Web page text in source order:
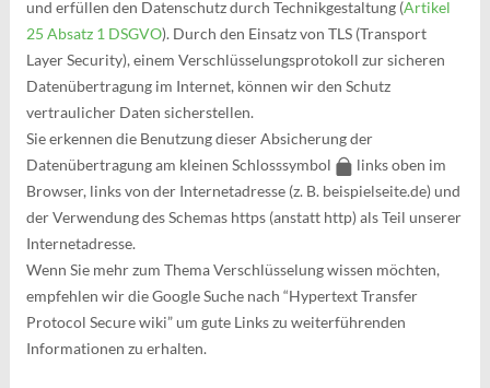
und erfüllen den Datenschutz durch Technikgestaltung (Artikel
25 Absatz 1 DSGVO). Durch den Einsatz von TLS (Transport
Layer Security), einem Verschlüsselungsprotokoll zur sicheren
Datenübertragung im Internet, können wir den Schutz
vertraulicher Daten sicherstellen.
Sie erkennen die Benutzung dieser Absicherung der
Datenübertragung am kleinen Schlosssymbol
links oben im
Browser, links von der Internetadresse (z. B. beispielseite.de) und
der Verwendung des Schemas https (anstatt http) als Teil unserer
Internetadresse.
Wenn Sie mehr zum Thema Verschlüsselung wissen möchten,
empfehlen wir die Google Suche nach “Hypertext Transfer
Protocol Secure wiki” um gute Links zu weiterführenden
Informationen zu erhalten.